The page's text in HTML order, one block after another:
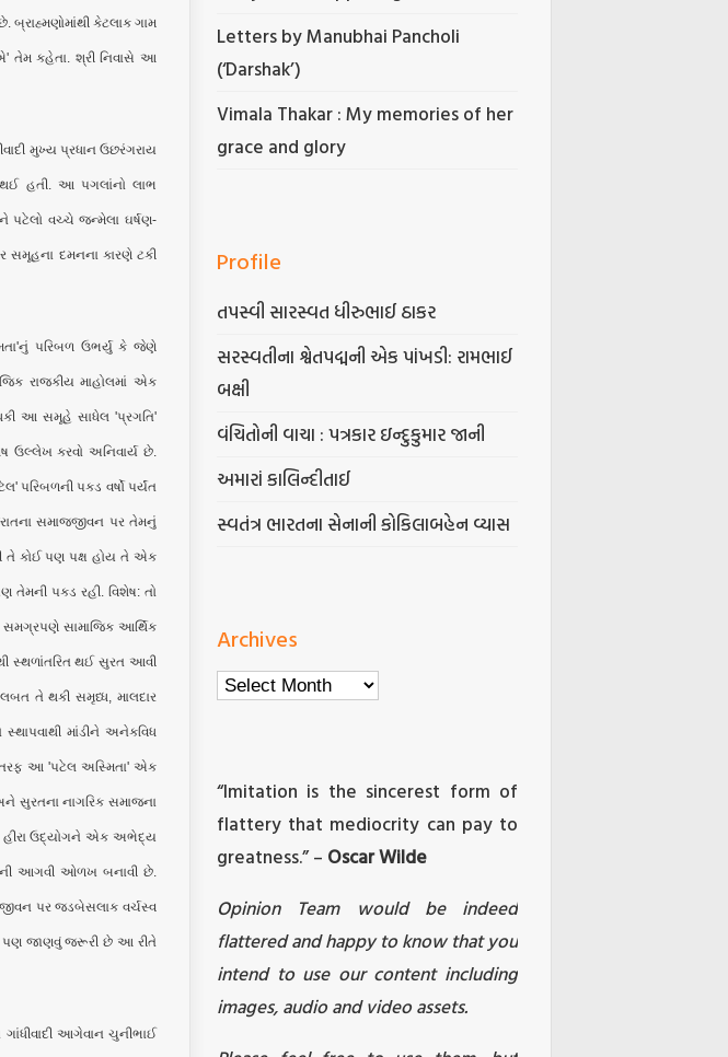
બ્રાહ્મણોમાંથી કેટલાક ગામ
તેમ કહેતા. શ્રી નિવાસે આ
મુખ્ય પ્રધાન ઉછરંગરાય
થઈ હતી. આ પગલાંનો લાભ
પટેલો વચ્ચે જન્મેલા ઘર્ષણ-
સમૂહના દમનના કારણે ટકી
પરિબળ ઉભર્યુ કે જેણે
રાજકીય માહોલમાં એક
થકી આ સમૂહે સાધેલ 'પ્રગતિ'
ઉલ્લેખ કરવો અનિવાર્ય છે.
પરિબળની પકડ વર્ષો પર્યંત
સમાજજીવન પર તેમનું
તે કોઈ પણ પક્ષ હોય તે એક
તેમની પકડ રહી. વિશેષ: તો
સમગ્રપણે સામાજિક આર્થિક
સ્થળાંતરિત થઈ સુરત આવી
તે થકી સમૃધ્ધ, માલદાર
માંડીને અનેકવિધ
તરફ આ 'પટેલ અસ્મિતા' એક
સુરતના નાગરિક સમાજના
હીરા ઉદ્યોગને એક અભેદ્ય
આગવી ઓળખ બનાવી છે.
પર જડબેસલાક વર્ચસ્વ
પણ જાણવું જરૂરી છે આ રીતે
આગેવાન ચુનીભાઈ
Letters by Manubhai Pancholi
(‘Darshak’)
Vimala Thakar : My memories of her
grace and glory
Profile
તપસ્વી સારસ્વત ધીરુભાઈ ઠાકર
સરસ્વતીના શ્વેતપદ્મની એક પાંખડી: રામભાઈ
બક્ષી
વંચિતોની વાચા : પત્રકાર ઇન્દુકુમાર જાની
અમારાં કાલિન્દીતાઈ
સ્વતંત્ર ભારતના સેનાની કોકિલાબહેન વ્યાસ
Archives
Archives
“Imitation is the sincerest form of
flattery that mediocrity can pay to
greatness.” – Oscar Wilde
Opinion Team would be indeed
flattered and happy to know that you
intend to use our content including
images, audio and video assets.